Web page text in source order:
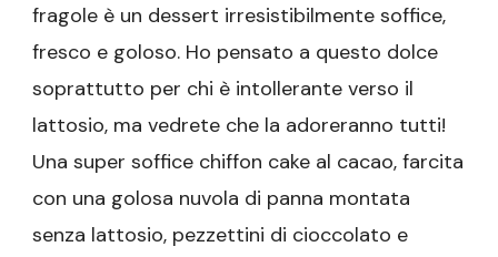
fragole è un dessert irresistibilmente soffice,
fresco e goloso. Ho pensato a questo dolce
soprattutto per chi è intollerante verso il
lattosio, ma vedrete che la adoreranno tutti!
Una super soffice chiffon cake al cacao, farcita
con una golosa nuvola di panna montata
senza lattosio, pezzettini di cioccolato e